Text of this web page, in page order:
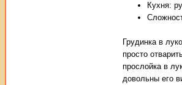
Кухня:
Грудинка в
просто
прослойка в
довольны его